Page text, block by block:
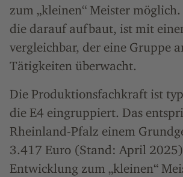
zum „kleinen“ Meister
die darauf aufbaut, ist mit
vergleichbar, der eine Gruppe
Tätigkeiten überwacht.
Die Produktionsfachkraft ist
die E4 eingruppiert. Das
Rheinland-Pfalz einem
3.417 Euro (Stand: April
Entwicklung zum „kleinen“